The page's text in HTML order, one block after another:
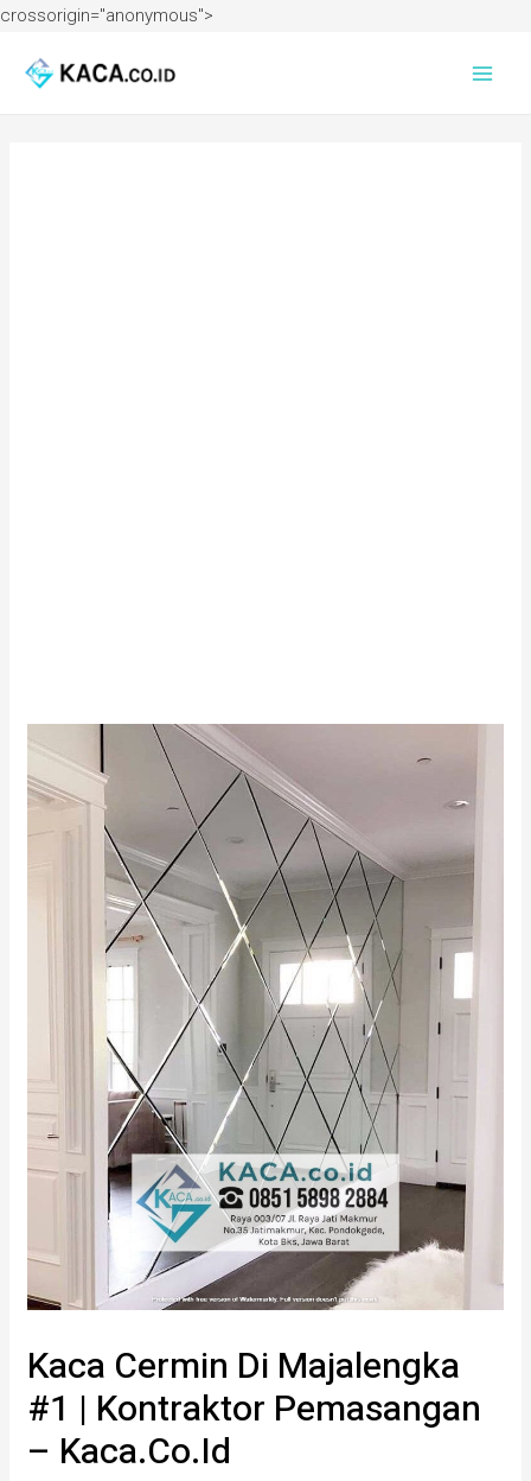
crossorigin="anonymous">
Kaca Cermin Di Majalengka
#1 | Kontraktor Pemasangan
– Kaca.co.id